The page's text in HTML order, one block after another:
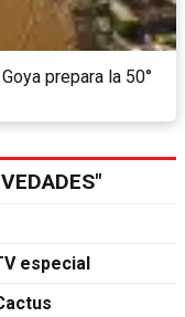
prepara la 50°
especial